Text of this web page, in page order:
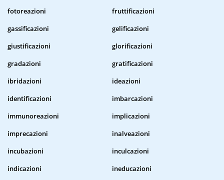
fotoreazioni
fruttificazioni
gassificazioni
gelificazioni
giustificazioni
glorificazioni
gradazioni
gratificazioni
ibridazioni
ideazioni
identificazioni
imbarcazioni
immunoreazioni
implicazioni
imprecazioni
inalveazioni
incubazioni
inculcazioni
indicazioni
ineducazioni